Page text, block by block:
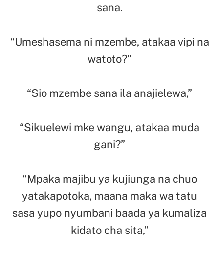
sana.
“Umeshasema ni mzembe, atakaa vipi na
watoto?”
“Sio mzembe sana ila anajielewa,”
“Sikuelewi mke wangu, atakaa muda
gani?”
“Mpaka majibu ya kujiunga na chuo
yatakapotoka, maana maka wa tatu
sasa yupo nyumbani baada ya kumaliza
kidato cha sita,”